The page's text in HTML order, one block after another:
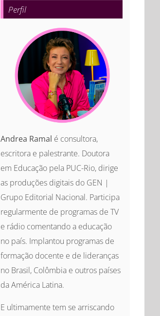
Perfil
Andrea Ramal é consultora,
escritora e palestrante. Doutora
em Educação pela PUC-Rio, dirige
as produções digitais do GEN |
Grupo Editorial Nacional. Participa
regularmente de programas de TV
e rádio comentando a educação
no país. Implantou programas de
formação docente e de lideranças
no Brasil, Colômbia e outros países
da América Latina.
E ultimamente tem se arriscando